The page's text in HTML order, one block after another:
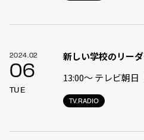
2024.02
06
TUE
TV.RADIO
新しい学校のリー
13:00〜 テレビ朝日